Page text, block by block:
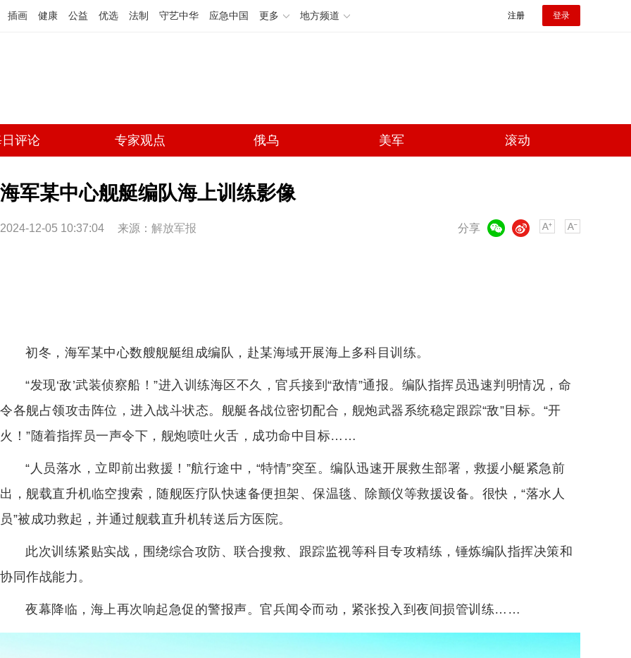
插画 健康 公益 优选 法制 守艺中华 应急中国 更多 地方频道 注册 登录
评论 专家观点 俄乌 美军 滚动
海军某中心舰艇编队海上训练影像
2024-12-05 10:37:04 来源： 解放军报 分享
微博
初冬，海军某中心数艘舰艇组成编队，赴某海域开展海上多科目训练。
“发现‘敌’武装侦察船！”进入训练海区不久，官兵接到“敌情”通报。编队指挥员迅速判明情况，命
令各舰占领攻击阵位，进入战斗状态。舰艇各战位密切配合，舰炮武器系统稳定跟踪“敌”目标。“开
火！”随着指挥员一声令下，舰炮喷吐火舌，成功命中目标……
“人员落水，立即前出救援！”航行途中，“特情”突至。编队迅速开展救生部署，救援小艇紧急前
出，舰载直升机临空搜索，随舰医疗队快速备便担架、保温毯、除颤仪等救援设备。很快，“落水人
员”被成功救起，并通过舰载直升机转送后方医院。
此次训练紧贴实战，围绕综合攻防、联合搜救、跟踪监视等科目专攻精练，锤炼编队指挥决策和
协同作战能力。
夜幕降临，海上再次响起急促的警报声。官兵闻令而动，紧张投入到夜间损管训练……